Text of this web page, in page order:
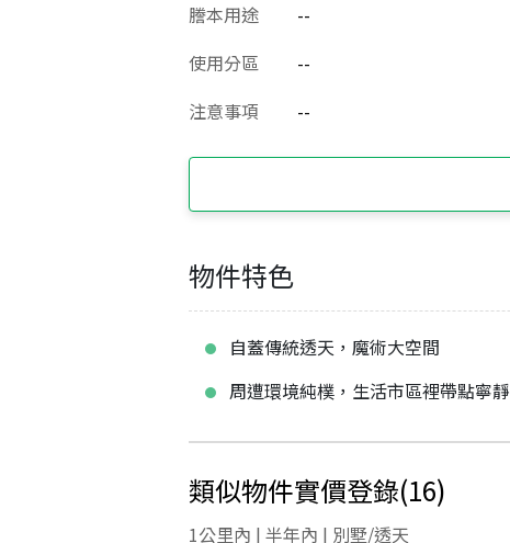
謄本用途
--
使用分區
--
注意事項
--
物件特色
自蓋傳統透天，魔術大空間
周遭環境純樸，生活市區裡帶點寧靜
類似物件實價登錄(16)
1公里內 | 半年內 | 別墅/透天